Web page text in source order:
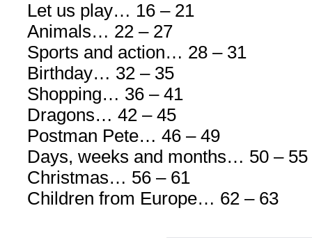
Let us play… 16 – 21
Animals… 22 – 27
Sports and action… 28 – 31
Birthday… 32 – 35
Shopping… 36 – 41
Dragons… 42 – 45
Postman Pete… 46 – 49
Days, weeks and months… 50 – 55
Christmas… 56 – 61
Children from Europe… 62 – 63